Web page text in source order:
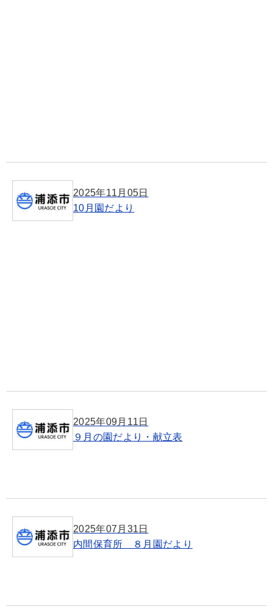
2025年11月05日
10月園だより
2025年09月11日
９月の園だより・献立表
2025年07月31日
内間保育所 ８月園だより